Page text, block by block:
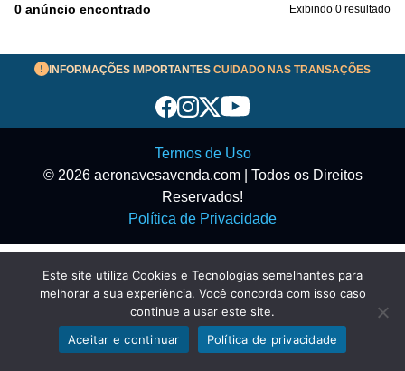
Exibir filtros
0 anúncio encontrado Exibindo 0 resultado
INFORMAÇÕES IMPORTANTES CUIDADO NAS TRANSAÇÕES
Termos de Uso
© 2026 aeronavesavenda.com | Todos os Direitos
Reservados!
Política de Privacidade
Este site utiliza Cookies e Tecnologias semelhantes para
melhorar a sua experiência. Você concorda com isso caso
continue a usar este site.
Aceitar e continuar
Política de privacidade